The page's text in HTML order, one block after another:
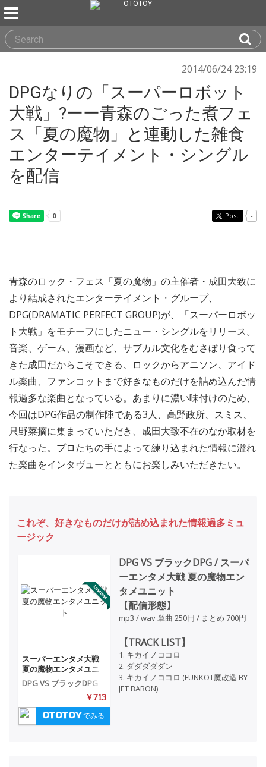
2014/06/24 23:19
DPGなりの「スーパーロボット
大戦」?ーー青森のごった煮フェ
ス「夏の魔物」と連動した雑食
エンターテイメント・シングル
を配信
Post -
青森のロック・フェス「夏の魔物」の主催者・成田大致に
より結成されたエンターテイメント・グループ、
DPG(DRAMATIC PERFECT GROUP)が、「スーパーロボッ
ト大戦」をモチーフにしたニュー・シングルをリリース。
音楽、ゲーム、漫画など、サブカル文化をむさぼり食って
きた成田だからこそできる、ロックからアニソン、アイド
ル楽曲、ファンコットまで好きなものだけを詰め込んだ情
報過多な楽曲となっている。あまりに濃い味付けのため、
今回はDPG作品の制作陣である3人、高野政所、スミス、
只野菜摘に集まっていただき、成田大致不在のなか取材を
行なった。プロたちの手によって練り込まれた情報に溢れ
た楽曲をインタヴューとともにお楽しみいただきたい。
これぞ、好きなものだけが詰め込まれた情報過多ミュ
ージック
スーパーエンタメ大戦
夏の魔物エンタメユニ
ット
DPG VS ブラックDPG
¥ 713
でみる
DPG VS ブラックDPG / スーパ
ーエンタメ大戦 夏の魔物エン
タメユニット
【配信形態】
mp3 / wav 単曲 250円 / まとめ 700円
【TRACK LIST】
1. キカイノココロ
2. ダダダダダン
3. キカイノココロ (FUNKOT魔改造 BY
JET BARON)